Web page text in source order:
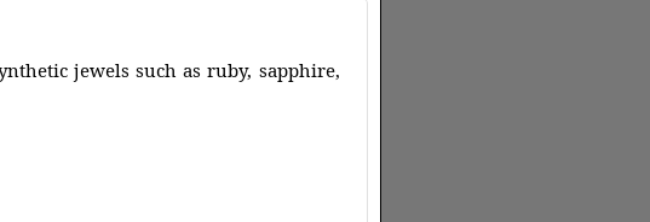
jewels such as ruby, sapphire,